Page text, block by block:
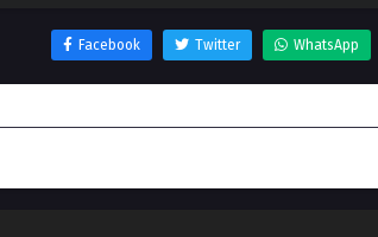
Facebook Twitter WhatsApp